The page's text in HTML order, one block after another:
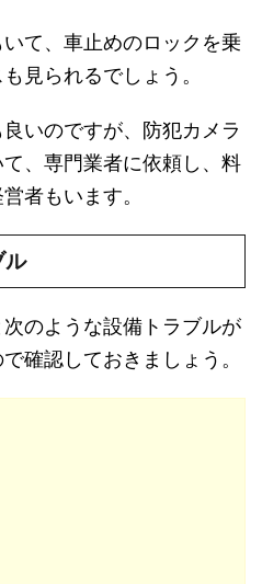
て、車止めのロックを乗
見られるでしょう。
いのですが、防犯カメラ
、専門業者に依頼し、料
者もいます。
ル
のような設備トラブルが
確認しておきましょう。